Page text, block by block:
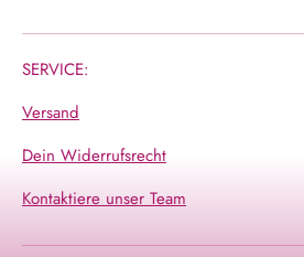
SERVICE:
Versand
Dein Widerrufsrecht
Kontaktiere unser Team